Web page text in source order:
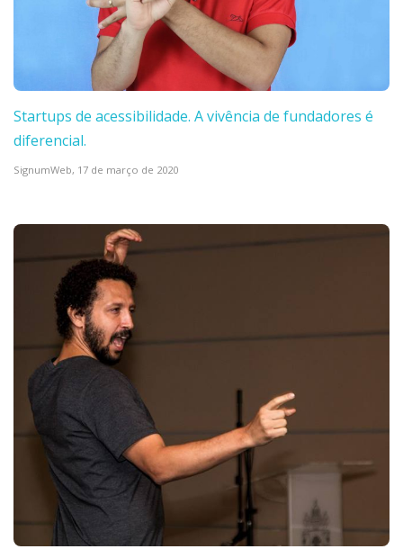
Startups de acessibilidade. A vivência de fundadores é
diferencial.
SignumWeb, 17 de março de 2020